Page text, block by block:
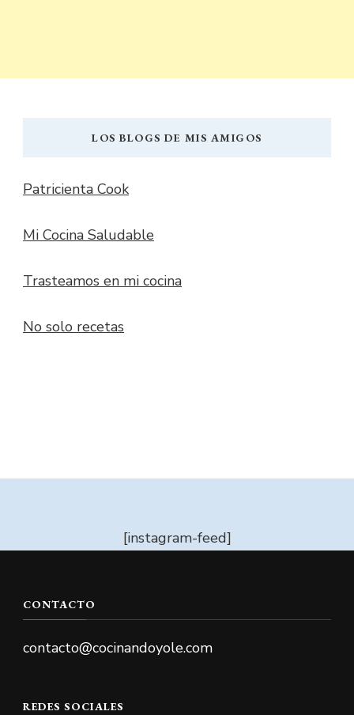
LOS BLOGS DE MIS AMIGOS
Patricienta Cook
Mi Cocina Saludable
Trasteamos en mi cocina
No solo recetas
[instagram-feed]
CONTACTO
contacto@cocinandoyole.com
REDES SOCIALES